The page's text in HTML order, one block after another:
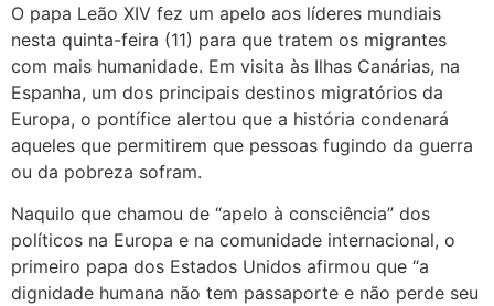
O papa Leão XIV fez um apelo aos líderes mundiais
nesta quinta-feira (11) para que tratem os migrantes
com mais humanidade. Em visita às Ilhas Canárias, na
Espanha, um dos principais destinos migratórios da
Europa, o pontífice alertou que a história condenará
aqueles que permitirem que pessoas fugindo da guerra
ou da pobreza sofram.
Naquilo que chamou de “apelo à consciência” dos
políticos na Europa e na comunidade internacional, o
primeiro papa dos Estados Unidos afirmou que “a
dignidade humana não tem passaporte e não perde seu